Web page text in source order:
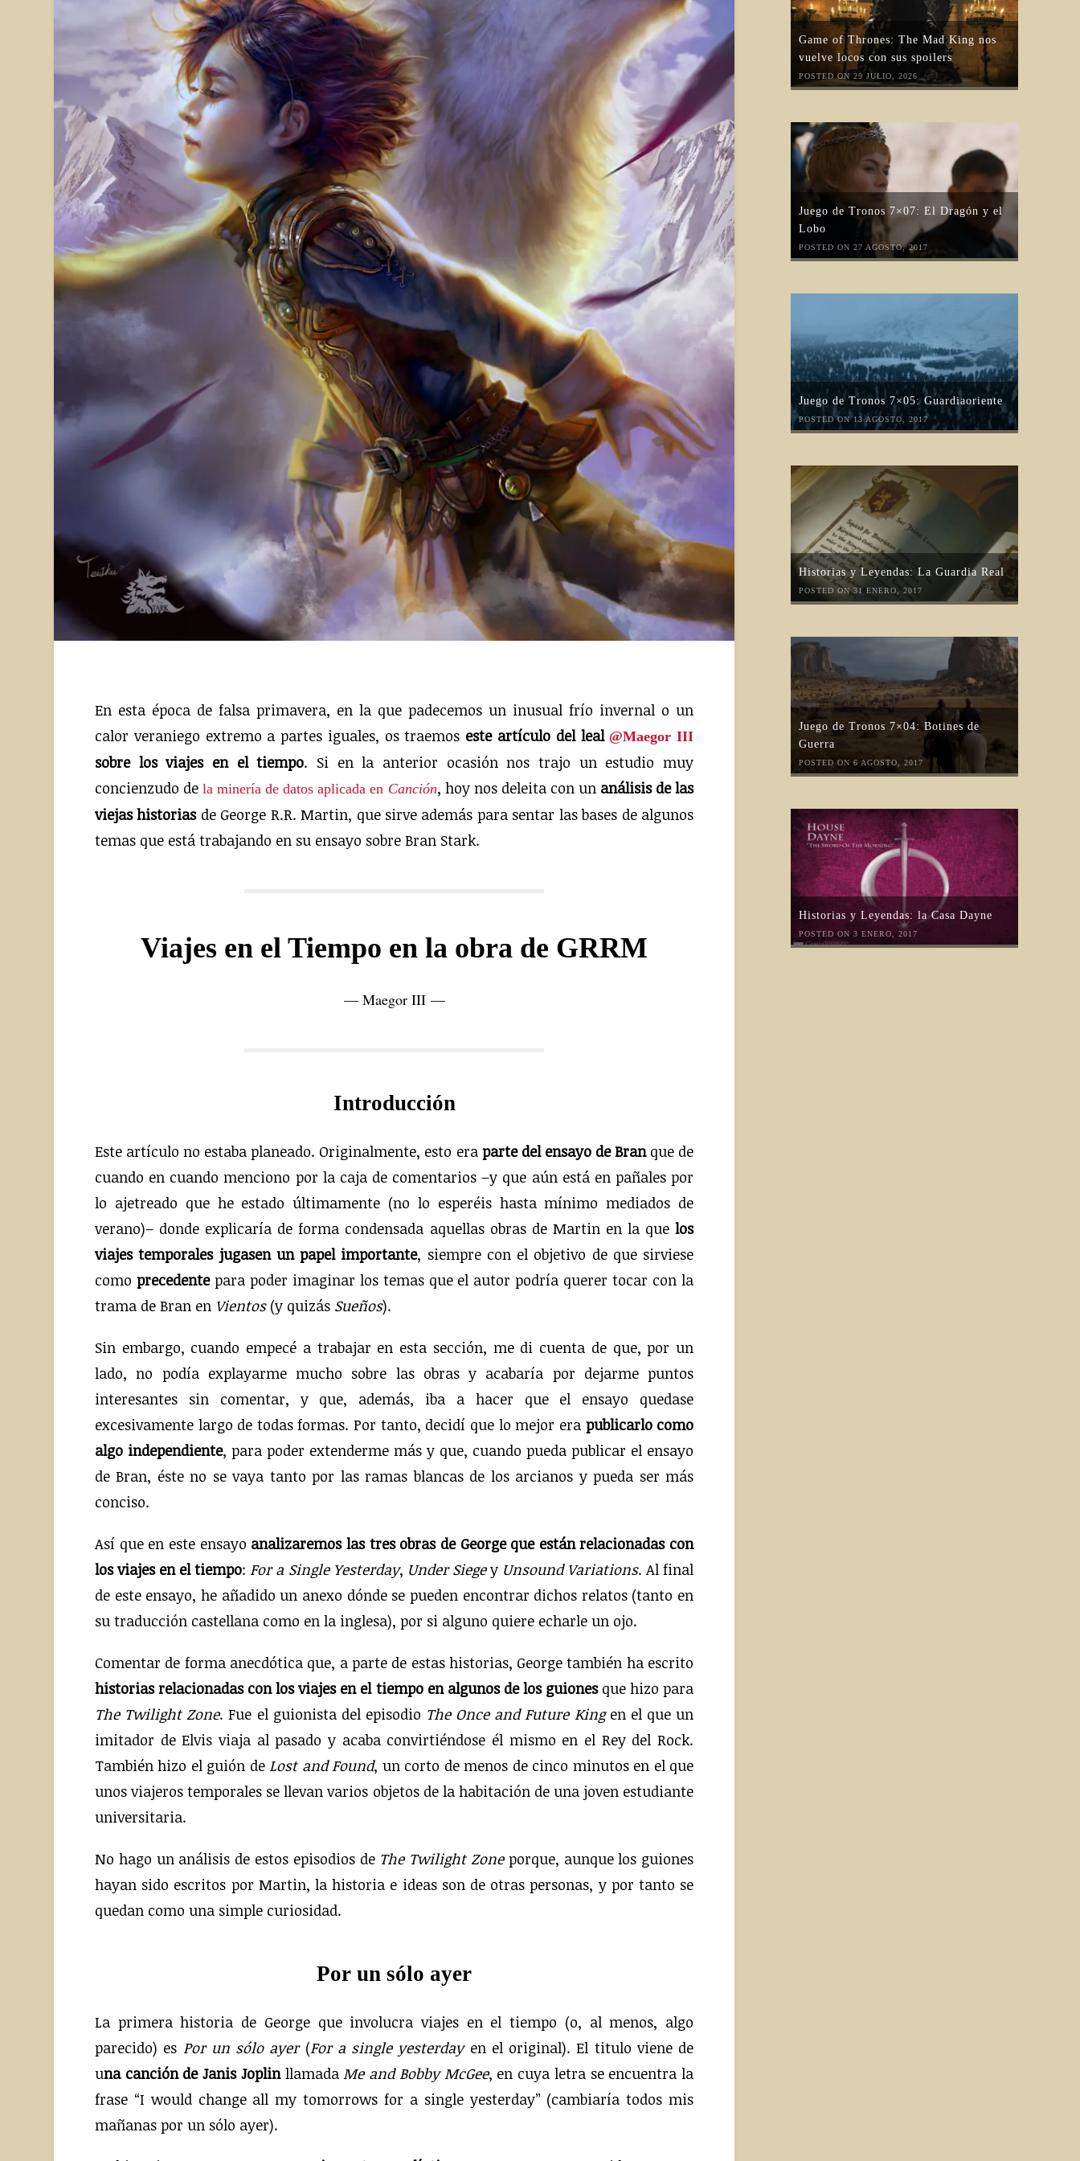
En esta época de falsa primavera, en la que padecemos un inusual frío invernal o un
calor veraniego extremo a partes iguales, os traemos este artículo del leal @Maegor III
sobre los viajes en el tiempo. Si en la anterior ocasión nos trajo un estudio muy
concienzudo dela minería de datos aplicada en Canción, hoy nos deleita con un análisis de las
viejas historiasde George R.R. Martin, que sirve además para sentar las bases de algunos
temas que está trabajando en su ensayo sobre Bran Stark.
Viajes en el Tiempo en la obra de GRRM
— Maegor III —
Introducción
Este artículo no estaba planeado. Originalmente, esto era parte del ensayo de Branque de
cuando en cuando menciono por la caja de comentarios –y que aún está en pañales por
lo ajetreado que he estado últimamente (no lo esperéis hasta mínimo mediados de
verano)– donde explicaría de forma condensada aquellas obras de Martin en la quelos
viajes temporales jugasen un papel importante, siempre con el objetivo de que sirviese
como precedentepara poder imaginar los temas que el autor podría querer tocar con la
trama de Bran en Vientos(y quizás Sueños).
Sin embargo, cuando empecé a trabajar en esta sección, me di cuenta de que, por un
lado, no podía explayarme mucho sobre las obras y acabaría por dejarme puntos
interesantes sin comentar, y que, además, iba a hacer que el ensayo quedase
excesivamente largo de todas formas. Por tanto, decidí que lo mejor era publicarlo como
algo independiente, para poder extenderme más y que, cuando pueda publicar el ensayo
de Bran, éste no se vaya tanto por las ramas blancas de los arcianos y pueda ser más
conciso.
Así que en este ensayo analizaremos las tres obras de George que están relacionadas con
los viajes en el tiempo:For a Single Yesterday, Under Siegey Unsound Variations. Al final
de este ensayo, he añadido un anexo dónde se pueden encontrar dichos relatos (tanto en
su traducción castellana como en la inglesa), por si alguno quiere echarle un ojo.
Comentar de forma anecdótica que, a parte de estas historias, George también ha escrito
historias relacionadas con los viajes en el tiempo en algunos de los guionesque hizo para
The Twilight Zone. Fue el guionista del episodio The Once and Future Kingen el que un
imitador de Elvis viaja al pasado y acaba convirtiéndose él mismo en el Rey del Rock.
También hizo el guión de Lost and Found, un corto de menos de cinco minutos en el que
unos viajeros temporales se llevan varios objetos de la habitación de una joven estudiante
universitaria.
No hago un análisis de estos episodios de The Twilight Zoneporque, aunque los guiones
hayan sido escritos por Martin, la historia e ideas son de otras personas, y por tanto se
quedan como una simple curiosidad.
Por un sólo ayer
La primera historia de George que involucra viajes en el tiempo (o, al menos, algo
parecido) es Por un sólo ayer(For a single yesterdayen el original). El titulo viene de
una canción de Janis Joplinllamada Me and Bobby McGee, en cuya letra se encuentra la
frase “I would change all my tomorrows for a single yesterday” (cambiaría todos mis
mañanas por un sólo ayer).
Game of Thrones: The Mad King nos
vuelve locos con sus spoilers
POSTED ON 29 JULIO, 2026
Juego de Tronos 7×07: El Dragón y el
Lobo
POSTED ON 27 AGOSTO, 2017
Juego de Tronos 7×05: Guardiaoriente
POSTED ON 13 AGOSTO, 2017
Historias y Leyendas: La Guardia Real
POSTED ON 31 ENERO, 2017
Juego de Tronos 7×04: Botines de
Guerra
POSTED ON 6 AGOSTO, 2017
Historias y Leyendas: la Casa Dayne
POSTED ON 3 ENERO, 2017